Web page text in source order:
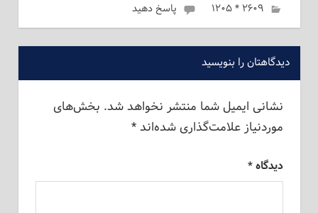
ژانویه 6, 2023
admin
۲۶۰۹ * ۱۲۰۵ پاسخ دهید
دیدگاهتان را بنویسید
نشانی ایمیل شما منتشر نخواهد شد. بخش‌های
موردنیاز علامت‌گذاری شده‌اند*
دیدگاه*